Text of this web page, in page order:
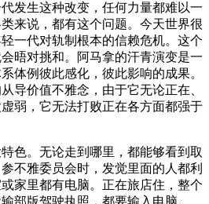
发生这种改变，任何力量都难以一
来说，都有这个问题。今天世界很
一代对轨制根本的信赖危机。这个
晤对挑和。阿马拿的汗青演变是一
体例彼此感化，彼此影响的成果。
导价值不雅念，由于它无论正在、
弱，它无法打败正在各方面都强于
。无论走到哪里，都能够看到取
不雅委员会时，发觉里面的人都利
家里都有电脑。正在旅店住，整个